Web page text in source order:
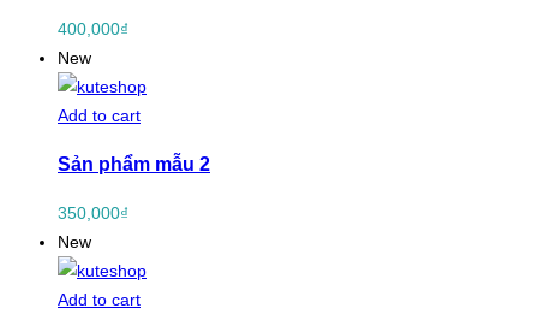
400,000₫
New
Add to cart
Sản phẩm mẫu 2
350,000₫
New
Add to cart